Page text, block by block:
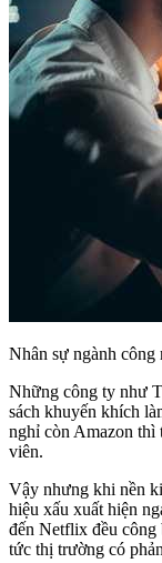
Nhân sự ngành công
Những công ty như
sách khuyến khích
nghỉ còn Amazon thì
viên.
Vậy nhưng khi nền
hiệu xấu xuất hiện
đến Netflix đều công
tức thị trường có